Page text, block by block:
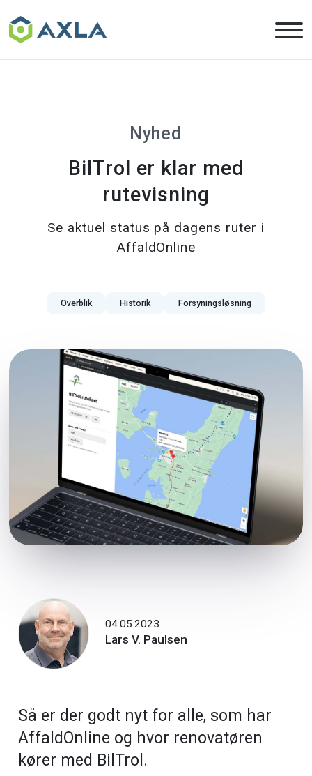
the
content
Nyhed
BilTrol er klar med
rutevisning
Se aktuel status på dagens ruter i
AffaldOnline
Overblik Historik Forsyningsløsning
04.05.2023
Lars V. Paulsen
Så er der godt nyt for alle, som har
AffaldOnline og hvor renovatøren
kører med BilTrol.